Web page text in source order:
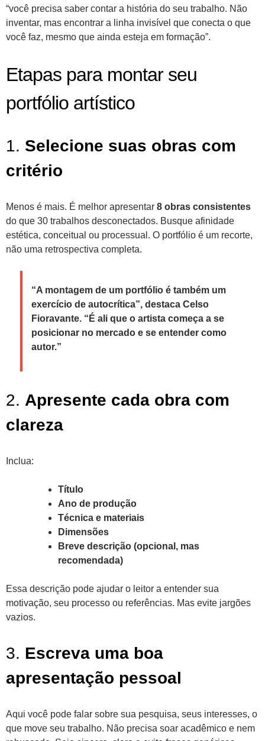
“você precisa saber contar a história do seu trabalho. Não
inventar, mas encontrar a linha invisível que conecta o que
você faz, mesmo que ainda esteja em formação”.
Etapas para montar seu
portfólio artístico
1. Selecione suas obras com
critério
Menos é mais. É melhor apresentar 8 obras consistentes
do que 30 trabalhos desconectados. Busque afinidade
estética, conceitual ou processual. O portfólio é um recorte,
não uma retrospectiva completa.
“A montagem de um portfólio é também um
exercício de autocrítica”, destaca Celso
Fioravante. “É ali que o artista começa a se
posicionar no mercado e se entender como
autor.”
2. Apresente cada obra com
clareza
Inclua:
Título
Ano de produção
Técnica e materiais
Dimensões
Breve descrição (opcional, mas
recomendada)
Essa descrição pode ajudar o leitor a entender sua
motivação, seu processo ou referências. Mas evite jargões
vazios.
3. Escreva uma boa
apresentação pessoal
Aqui você pode falar sobre sua pesquisa, seus interesses, o
que move seu trabalho. Não precisa soar acadêmico e nem